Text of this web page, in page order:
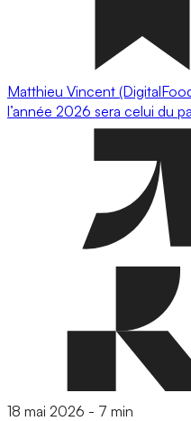
Matthieu Vincent
l’année 2026 sera celui du
18 mai 2026 - 7 min